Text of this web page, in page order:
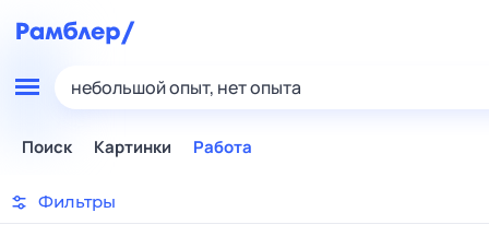
небольшой опыт, нет опыта
Поиск Картинки Работа
Фильтры